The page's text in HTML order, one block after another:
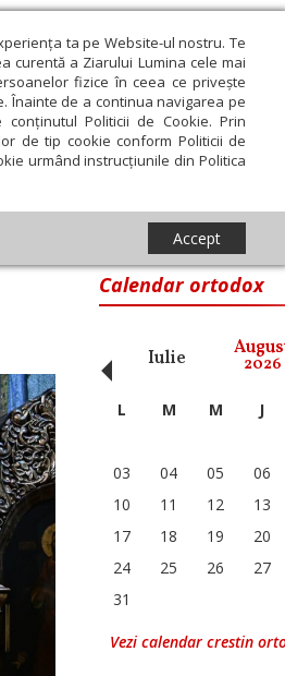
ta pe Website-ul nostru. Te
curentă a Ziarului Lumina cele mai
fizice în ceea ce privește
Înainte de a continua navigarea pe
Politicii de Cookie. Prin
de tip cookie conform Politicii de
urmând instrucțiunile din Politica
Accept
In memoriam
Societate Opinii
din Cluj-Napoca
Calendar ortodox
Iulie 2026
‹ L M M J
03
04 05 06
10
11 12 13
17
18 19 20
24
25 26 27
31
Vezi calendar crestin